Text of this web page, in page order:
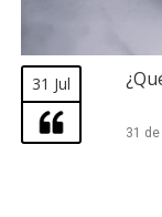
31 Jul
31